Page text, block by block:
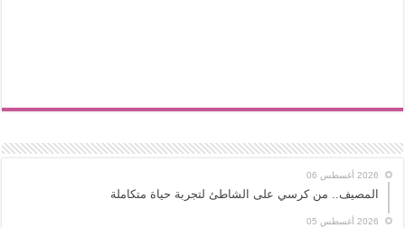
2026 أغسطس 06
المصيف.. من كرسي على الشاطئ لتجربة حياة متكاملة
2026 أغسطس 05